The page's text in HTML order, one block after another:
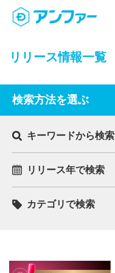
リリース情報一覧
検索方法を選ぶ
キーワードから検索
リリース年で検索
カテゴリで検索